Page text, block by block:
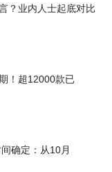
？业内人士起底对比
！超12000款已
确定：从10月